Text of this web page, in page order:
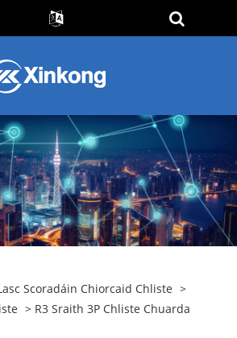
Scoradáin Chiorcaid Chliste >
> R3 Sraith 3P Chliste Chuarda